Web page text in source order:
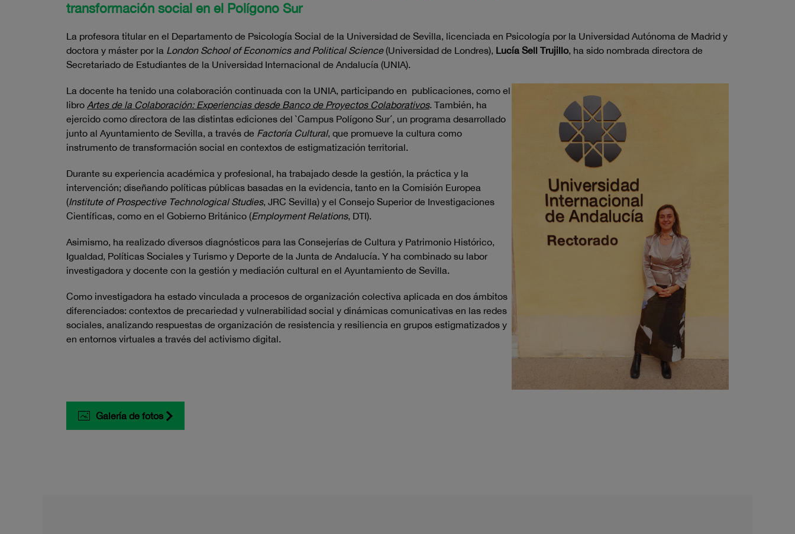
transformación social en el Polígono Sur
La profesora titular en el Departamento de Psicología Social de la Universidad de Sevilla, licenciada en Psicología por la Universidad Autónoma de Madrid y
doctora y máster por la London School of Economics and Political Science(Universidad de Londres), Lucía Sell Trujillo, ha sido nombrada directora de
Secretariado de Estudiantes de la Universidad Internacional de Andalucía (UNIA).
La docente ha tenido una colaboración continuada con la UNIA, participando en publicaciones, como el
libro Artes de la Colaboración: Experiencias desde Banco de Proyectos Colaborativos. También, ha
ejercido como directora de las distintas ediciones del `Campus Polígono Sur´, un programa desarrollado
junto al Ayuntamiento de Sevilla, a través de Factoría Cultural, que promueve la cultura como
instrumento de transformación social en contextos de estigmatización territorial.
Durante su experiencia académica y profesional, ha trabajado desde la gestión, la práctica y la
intervención; diseñando políticas públicas basadas en la evidencia, tanto en la Comisión Europea
(Institute of Prospective Technological Studies, JRC Sevilla) y el Consejo Superior de Investigaciones
Científicas, como en el Gobierno Británico (Employment Relations, DTI).
Asimismo, ha realizado diversos diagnósticos para las Consejerías de Cultura y Patrimonio Histórico,
Igualdad, Políticas Sociales y Turismo y Deporte de la Junta de Andalucía. Y ha combinado su labor
investigadora y docente con la gestión y mediación cultural en el Ayuntamiento de Sevilla.
Como investigadora ha estado vinculada a procesos de organización colectiva aplicada en dos ámbitos
diferenciados: contextos de precariedad y vulnerabilidad social y dinámicas comunicativas en las redes
sociales, analizando respuestas de organización de resistencia y resiliencia en grupos estigmatizados y
en entornos virtuales a través del activismo digital.
Galería de fotos